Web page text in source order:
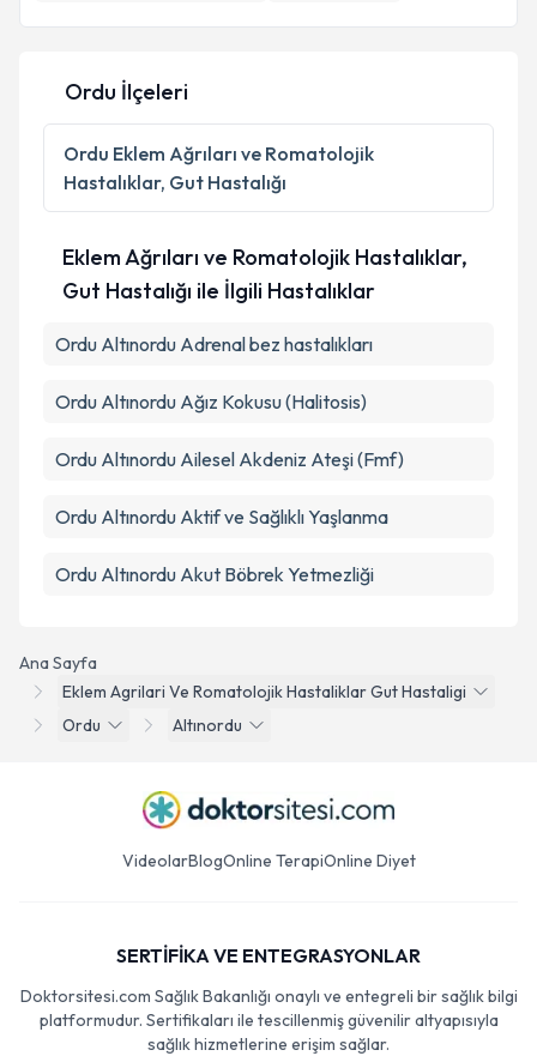
Ana Sayfa
Eklem Agrilari Ve Romatolojik Hastaliklar Gut Hastaligi
Ordu
Altınordu
Ordu İlçeleri
Ordu Eklem Ağrıları ve Romatolojik
Hastalıklar, Gut Hastalığı
Eklem Ağrıları ve Romatolojik Hastalıklar,
Gut Hastalığı ile İlgili Hastalıklar
Ordu Altınordu Adrenal bez hastalıkları
Ordu Altınordu Ağız Kokusu (Halitosis)
Ordu Altınordu Ailesel Akdeniz Ateşi (Fmf)
Ordu Altınordu Aktif ve Sağlıklı Yaşlanma
Ordu Altınordu Akut Böbrek Yetmezliği
VideolarBlogOnline TerapiOnline Diyet
SERTİFİKA VE ENTEGRASYONLAR
Doktorsitesi.com Sağlık Bakanlığı onaylı ve entegreli bir sağlık bilgi
platformudur. Sertifikaları ile tescillenmiş güvenilir altyapısıyla
sağlık hizmetlerine erişim sağlar.